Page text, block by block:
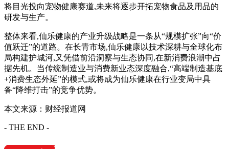
将目光投向宠物健康赛道,未来将逐步开拓宠物食品及用品的
研发与生产。
整体来看,仙乐健康的产业升级战略是一条从“规模扩张”向“价
值跃迁”的道路。在长青市场,仙乐健康以技术深耕与全球化布
局构建护城河,又凭借前沿洞察与生态协同,在新消费浪潮中占
据先机。当传统制造业与消费新业态深度融合,“高端制造基底
+消费生态外延”的模式,或将成为仙乐健康在行业变局中具
备“降维打击”的竞争优势。
本文来源：财经报道网
- THE END -